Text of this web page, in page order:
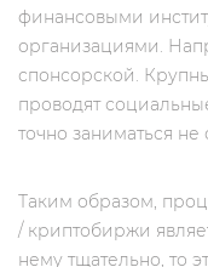
финансовыми
организациями.
спонсорской.
проводят
точно заниматься не
Таким образом,
/ криптобиржи
нему тщательно, то